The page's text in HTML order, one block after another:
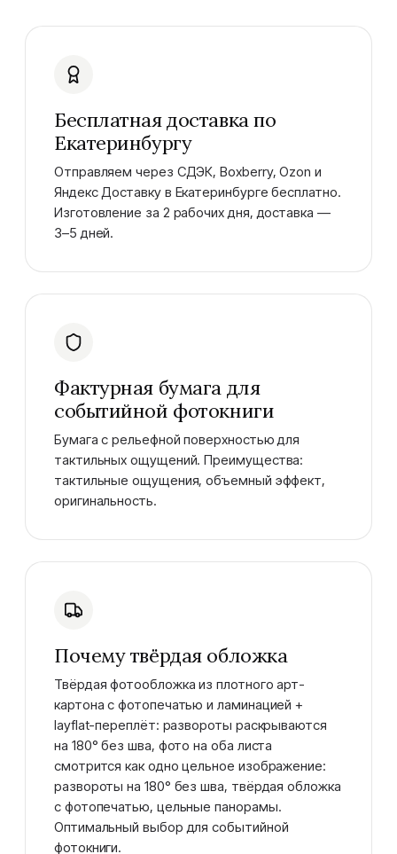
Бесплатная доставка по
Екатеринбургу
Отправляем через СДЭК, Boxberry, Ozon и
Яндекс Доставку в Екатеринбурге бесплатно.
Изготовление за 2 рабочих дня, доставка —
3–5 дней.
Фактурная бумага для
событийной фотокниги
Бумага с рельефной поверхностью для
тактильных ощущений. Преимущества:
тактильные ощущения, объемный эффект,
оригинальность.
Почему твёрдая обложка
Твёрдая фотообложка из плотного арт-
картона с фотопечатью и ламинацией +
layflat-переплёт: развороты раскрываются
на 180° без шва, фото на оба листа
смотрится как одно цельное изображение:
развороты на 180° без шва, твёрдая обложка
с фотопечатью, цельные панорамы.
Оптимальный выбор для событийной
фотокниги.